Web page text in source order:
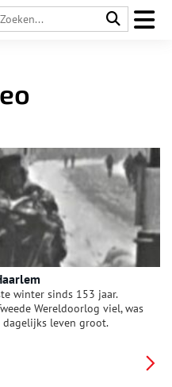
winter sinds 153 jaar.
Wereldoorlog viel, was
leven groot.